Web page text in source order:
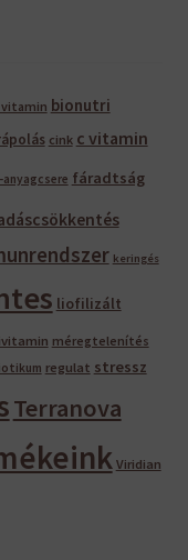
vitamin bionutri
cink c vitamin
fáradtság
keringés
liofilizált
méregtelenítés
regulat stressz
Terranova
Viridian